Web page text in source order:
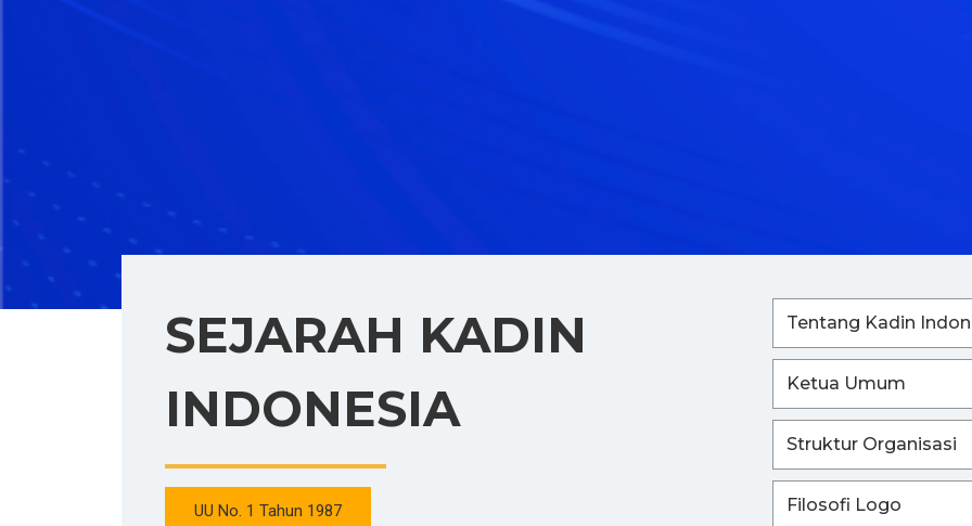
SEJARAH KADIN
INDONESIA
UU No. 1 Tahun 1987
Tentang Kadin
Ketua Umum
Struktur Organisasi
Filosofi Logo